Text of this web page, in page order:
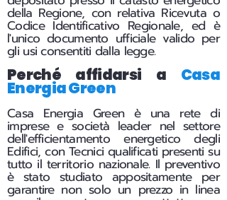
della Regione, con relativa Ricevuta o
Codice Identificativo Regionale, ed è
l'unico documento ufficiale valido per
gli usi consentiti dalla legge.
Perché affidarsi a Casa
Energia Green
Casa Energia Green è una rete di
imprese e società leader nel settore
dell'efficientamento energetico degli
Edifici, con Tecnici qualificati presenti su
tutto il territorio nazionale. Il preventivo
è stato studiato appositamente per
garantire non solo un prezzo in linea